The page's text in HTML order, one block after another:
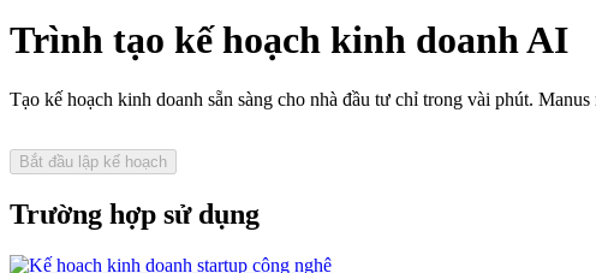
Trình tạo kế hoạch kinh doanh AI
Tạo kế hoạch kinh doanh sẵn sàng cho nhà đầu tư chỉ trong vài phút.
Bắt đầu lập kế hoạch
Trường hợp sử dụng